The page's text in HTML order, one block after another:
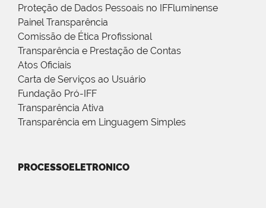
Proteção de Dados Pessoais no IFFluminense
Painel Transparência
Comissão de Ética Profissional
Transparência e Prestação de Contas
Atos Oficiais
Carta de Serviços ao Usuário
Fundação Pró-IFF
Transparência Ativa
Transparência em Linguagem Simples
PROCESSOELETRONICO